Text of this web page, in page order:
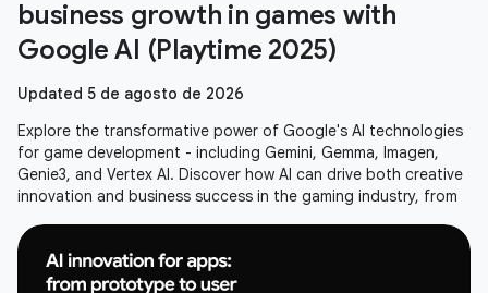
business growth in games with
Google AI (Playtime 2025)
Updated 5 de agosto de 2026
Explore the transformative power of Google's AI technologies
for game development - including Gemini, Gemma, Imagen,
Genie3, and Vertex AI. Discover how AI can drive both creative
innovation and business success in the gaming industry, from